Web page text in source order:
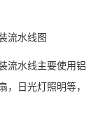
流水线图
流水线主要使用铝
日光灯照明等，